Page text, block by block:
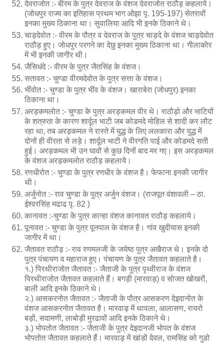
देवराजोत :- बीरम के पुत्र देवराज के वंशज देवराजोत राठौड़ कहलाये।
(जोधपुर राज्य का इतिहास प्रथम भाग ओझा पृ. 195-197) सेतरावों
इनका मुख्य ठिकाना था। सुवालिया आदि भी इनके ठिकाने थे।
चाड़देवोत :- वीरम के पौत्र व देवराज के पुत्र चाड़दे के वंशज चाड़देवोत
राठौड़ हुए। जोधपुर परगने का देछु इनका मुख्य ठिकाना था। गीलाकोर
में भी इनकी जागीर थी।
जैसिधंदे :- वीरम के पुत्र जैतसिंह के वंशज।
सतावत :- चुण्डा वीरमदेवोत के पुत्र सत्ता के वंशज।
भींवोत :- चुण्डा के पुत्र भींव के वंशज। खाराबेरा (जोधपुर) इनका
ठिकाना था।
अरड़कमलोत :- चुण्डा के पुत्र अरड़कमल वीर थे। राठौड़ो और भाटियों
के शत्रुता के कारण शार्दूल भाटी जब कोडमदे मोहिल से शादी कर लौट
रहा था, तब अरड़कमल ने रास्ते में युद्ध के लिए ललकारा और युद्ध में
दोनों ही वीरता से लड़े। शार्दूल भाटी ने वीरगति पाई और कोडमदे सती
हुई। अरड़कमल भी उन घावों से कुछ दिनों बाद मर गए। इस अरड़कमल
के वंशज अरड़कमलोत राठौड़ कहलाये।
रणधीरोत :- चुण्डा के पुत्र रणधीर के वंशज है। फेफाना इनकी जागीर
थी।
अर्जुनोत :- राव चुण्डा के पुत्र अर्जुन वंशज। (राजपूत वंशावली – ठा.
ईश्वरसिंह मढाढ पृ. 82 )
कानावत :-चुण्डा के पुत्र कान्हा वंशज कानावत राठौड़ कहलाये।
पूनावत :- चुण्डा के पुत्र पूनपाल के वंशज है। गांव खुदीयास इनकी
जागीर में था।
जैतावत राठौड़ :- राव रणमलजी के जयेष्ठ पुत्र अखैराज थे। इनके दो
पुत्र पंचायण व महाराज हुए। पंचायण के पुत्र जैतावत कहलाते है।
१.) पिरथीराजोत जैतावत :- जैताजी के पुत्र पृथ्वीराज के वंशज
पिरथीराजोत जैतावत कहलाते हैं। बगड़ी (मारवाड़) व सोजत खोखरों,
बाली आदि इनके ठिकाने थे।
२.) आसकरनोत जैतावत :- जैताजी के पौत्र आसकरण देइदानोत के
वंशज आसकरनोत जैतावत है। मारवाड़ में थावला, आलासण, रायरो
बड़ों, सदामणी, लाबोड़ी मुरढावों आदि इनके ठिकाने थे।
३.) भोपतोत जैतावत :- जैताजी के पुत्र देइदानजी भोपत के वंशज
भोपतोत जैतावत कहलाते हैं। मारवाड़ में खांडों देवल, रामसिंह को गुडो